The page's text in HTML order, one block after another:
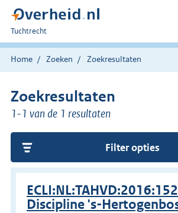
U
bent
hier:
Tuchtrecht
Home Zoeken Zoekresultaten
Zoekresultaten
1-1 van de 1 resultaten
Filter opties
Discipline 's-